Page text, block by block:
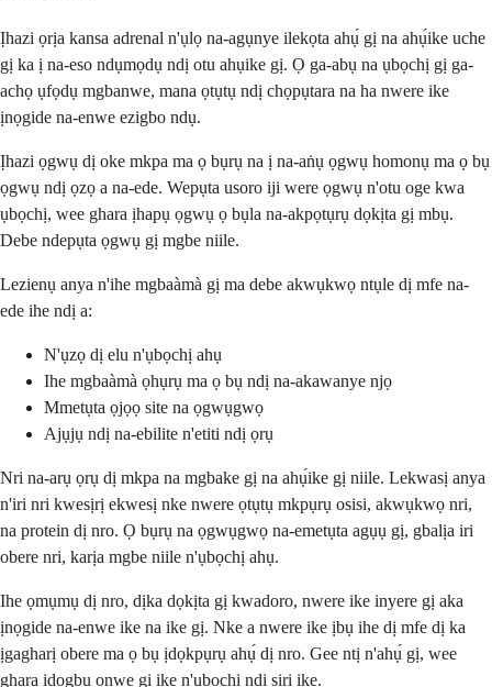
Ịhazi ọrịa kansa adrenal n'ụlọ na-agụnye ilekọta ahụ́ gị na ahụ́ike uche
gị ka ị na-eso ndụmọdụ ndị otu ahụike gị. Ọ ga-abụ na ụbọchị gị ga-
achọ ụfọdụ mgbanwe, mana ọtụtụ ndị chọpụtara na ha nwere ike
ịnọgide na-enwe ezigbo ndụ.
Ịhazi ọgwụ dị oke mkpa ma ọ bụrụ na ị na-aṅụ ọgwụ homonụ ma ọ bụ
ọgwụ ndị ọzọ a na-ede. Wepụta usoro iji were ọgwụ n'otu oge kwa
ụbọchị, wee ghara ịhapụ ọgwụ ọ bụla na-akpọtụrụ dọkịta gị mbụ.
Debe ndepụta ọgwụ gị mgbe niile.
Lezienụ anya n'ihe mgbaàmà gị ma debe akwụkwọ ntụle dị mfe na-
ede ihe ndị a:
N'ụzọ dị elu n'ụbọchị ahụ
Ihe mgbaàmà ọhụrụ ma ọ bụ ndị na-akawanye njọ
Mmetụta ọjọọ site na ọgwụgwọ
Ajụjụ ndị na-ebilite n'etiti ndị ọrụ
Nri na-arụ ọrụ dị mkpa na mgbake gị na ahụ́ike gị niile. Lekwasị anya
n'iri nri kwesịrị ekwesị nke nwere ọtụtụ mkpụrụ osisi, akwụkwọ nri,
na protein dị nro. Ọ bụrụ na ọgwụgwọ na-emetụta agụụ gị, gbalịa iri
obere nri, karịa mgbe niile n'ụbọchị ahụ.
Ihe ọmụmụ dị nro, dịka dọkịta gị kwadoro, nwere ike inyere gị aka
ịnọgide na-enwe ike na ike gị. Nke a nwere ike ịbụ ihe dị mfe dị ka
ịgagharị obere ma ọ bụ ịdọkpụrụ ahụ́ dị nro. Gee ntị n'ahụ́ gị, wee
ghara ịdọgbu onwe gị ike n'ụbọchị ndị siri ike.